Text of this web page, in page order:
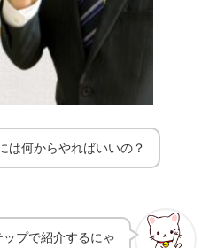
は何からやればいいの？
プで紹介するにゃ